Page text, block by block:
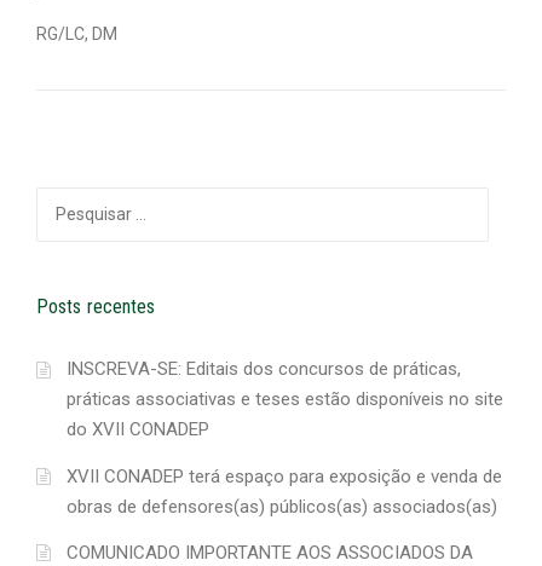
RG/LC, DM
Posts recentes
INSCREVA-SE: Editais dos concursos de práticas,
práticas associativas e teses estão disponíveis no site
do XVII CONADEP
XVII CONADEP terá espaço para exposição e venda de
obras de defensores(as) públicos(as) associados(as)
COMUNICADO IMPORTANTE AOS ASSOCIADOS DA